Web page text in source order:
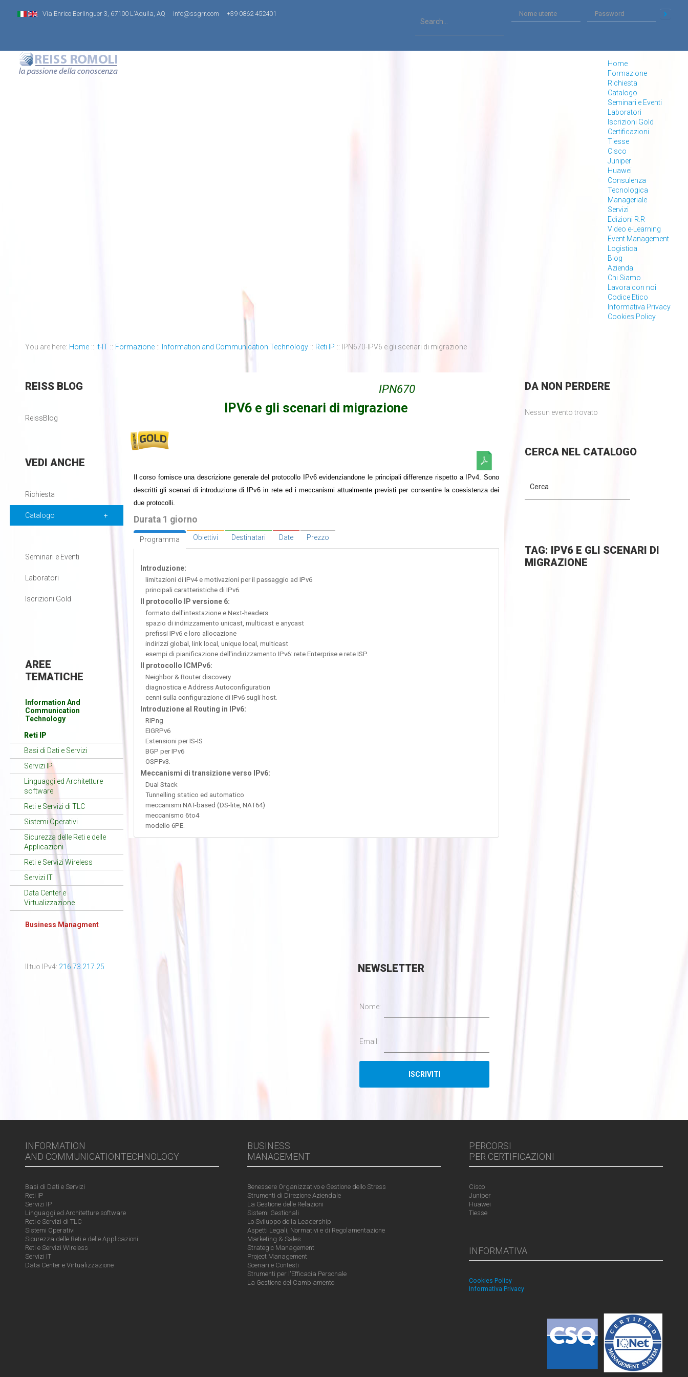
Via Enrico Berlinguer 3, 67100 L'Aquila, AQ info@ssgrr.com +39 0862 452401
Home
Formazione
Richiesta
Catalogo
Seminari e Eventi
Laboratori
Iscrizioni Gold
Certificazioni
Tiesse
Cisco
Juniper
Huawei
Consulenza
Tecnologica
Manageriale
Servizi
Edizioni R.R
Video e-Learning
Event Management
Logistica
Blog
Azienda
Chi Siamo
Lavora con noi
Codice Etico
Informativa Privacy
Cookies Policy
You are here: Home :: it-IT :: Formazione :: Information and Communication Technology :: Reti IP :: IPN670-IPV6 e gli scenari di migrazione
IPN670
IPV6 e gli scenari di migrazione
Il corso fornisce una descrizione generale del protocollo IPv6 evidenziandone le principali differenze rispetto a IPv4. Sono
descritti gli scenari di introduzione di IPv6 in rete ed i meccanismi attualmente previsti per consentire la coesistenza dei
due protocolli.
Durata 1 giorno
Programma Obiettivi Destinatari Date Prezzo
Introduzione:
limitazioni di IPv4 e motivazioni per il passaggio ad IPv6
principali caratteristiche di IPv6.
Il protocollo IP versione 6:
formato dell'intestazione e Next-headers
spazio di indirizzamento unicast, multicast e anycast
prefissi IPv6 e loro allocazione
indirizzi global, link local, unique local, multicast
esempi di pianificazione dell'indirizzamento IPv6: rete Enterprise e rete ISP.
Il protocollo ICMPv6:
Neighbor & Router discovery
diagnostica e Address Autoconfiguration
cenni sulla configurazione di IPv6 sugli host.
Introduzione al Routing in IPv6:
RIPng
EIGRPv6
Estensioni per IS-IS
BGP per IPv6
OSPFv3.
Meccanismi di transizione verso IPv6:
Dual Stack
Tunnelling statico ed automatico
meccanismi NAT-based (DS-lite, NAT64)
meccanismo 6to4
modello 6PE.
REISSBLOG
ReissBlog
VEDI ANCHE
Richiesta
Catalogo
Seminari e Eventi
Laboratori
Iscrizioni Gold
AREE
TEMATICHE
Information And
Communication
Technology
Reti IP
Basi di Dati e Servizi
Servizi IP
Linguaggi ed Architetture
software
Reti e Servizi di TLC
Sistemi Operativi
Sicurezza delle Reti e delle
Applicazioni
Reti e Servizi Wireless
Servizi IT
Data Center e
Virtualizzazione
Business Managment
DANON PERDERE
Nessun evento trovato
CERCANEL CATALOGO
TAG: IPV6 E GLI SCENARI DI
MIGRAZIONE
Il tuo IPv4: 216.73.217.25 NEWSLETTER
Nome:
Email:
INFORMATION
AND COMMUNICATIONTECHNOLOGY
Basi di Dati e Servizi
Reti IP
Servizi IP
Linguaggi ed Architetture software
Reti e Servizi di TLC
Sistemi Operativi
Sicurezza delle Reti e delle Applicazioni
Reti e Servizi Wireless
Servizi IT
Data Center e Virtualizzazione
BUSINESS
MANAGEMENT
Benessere Organizzativo e Gestione dello Stress
Strumenti di Direzione Aziendale
La Gestione delle Relazioni
Sistemi Gestionali
Lo Sviluppo della Leadership
Aspetti Legali, Normativi e di Regolamentazione
Marketing & Sales
Strategic Management
Project Management
Scenari e Contesti
Strumenti per l'Efficacia Personale
La Gestione del Cambiamento
PERCORSI
PER CERTIFICAZIONI
Cisco
Juniper
Huawei
Tiesse
INFORMATIVA
Cookies Policy
Informativa Privacy